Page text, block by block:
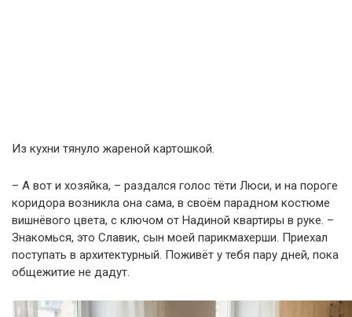
Из кухни тянуло жареной картошкой.
– А вот и хозяйка, – раздался голос тёти Люси, и на пороге
коридора возникла она сама, в своём парадном костюме
вишнёвого цвета, с ключом от Надиной квартиры в руке. –
Знакомься, это Славик, сын моей парикмахерши. Приехал
поступать в архитектурный. Поживёт у тебя пару дней, пока
общежитие не дадут.